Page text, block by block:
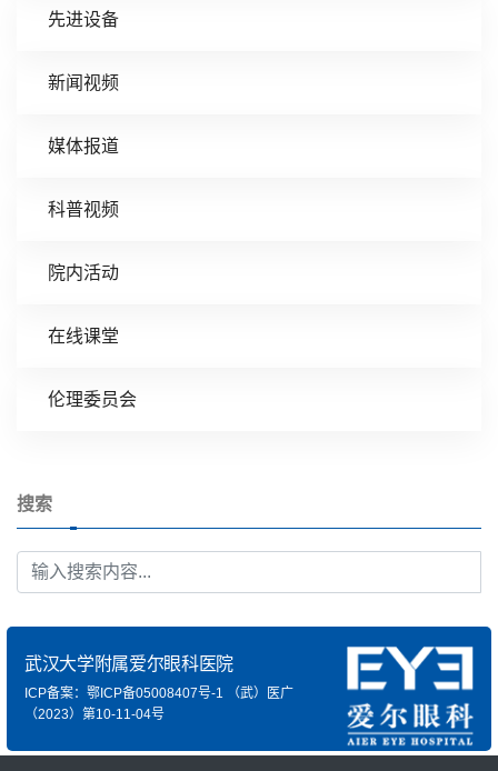
先进设备
新闻视频
媒体报道
科普视频
院内活动
在线课堂
伦理委员会
搜索
武汉大学附属爱尔眼科医院
ICP备案：鄂ICP备05008407号-1 （武）医广
（2023）第10-11-04号